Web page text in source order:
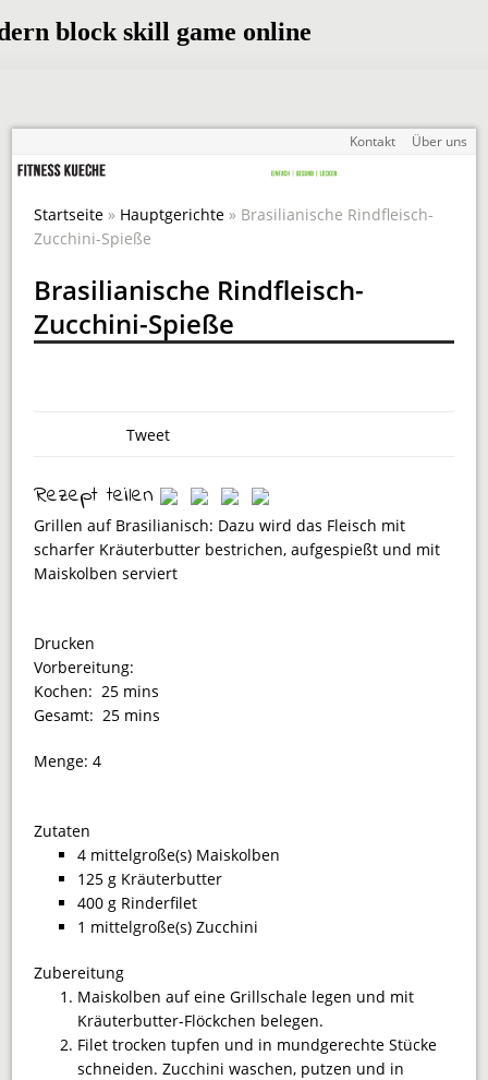
Kontakt Über uns
Startseite » Hauptgerichte » Brasilianische Rindfleisch-
Zucchini-Spieße
Brasilianische Rindfleisch-
Zucchini-Spieße
Tweet
Rezept teilen
Grillen auf Brasilianisch: Dazu wird das Fleisch mit
scharfer Kräuterbutter bestrichen, aufgespießt und mit
Maiskolben serviert
Drucken
Vorbereitung:
Kochen: 25 mins
Gesamt: 25 mins
Menge:4
Zutaten
4 mittelgroße(s) Maiskolben
125 g Kräuterbutter
400 g Rinderfilet
1 mittelgroße(s) Zucchini
Zubereitung
Maiskolben auf eine Grillschale legen und mit
Kräuterbutter-Flöckchen belegen.
Filet trocken tupfen und in mundgerechte Stücke
schneiden. Zucchini waschen, putzen und in